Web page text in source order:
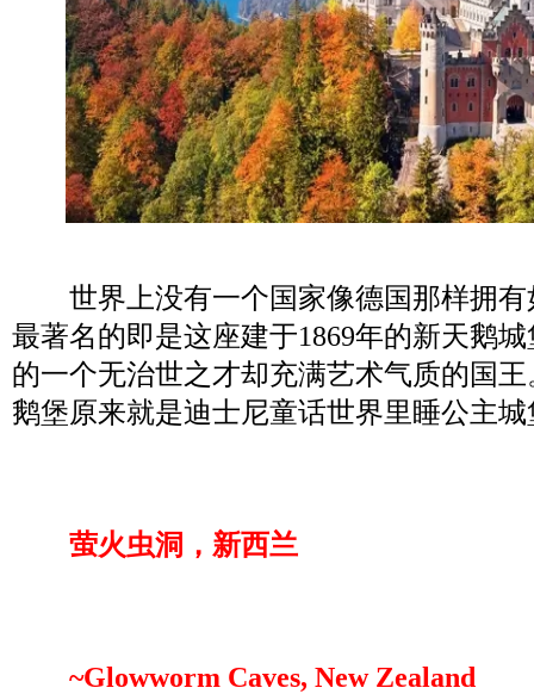
世界上没有一个国家像德国那样拥有
最著名的即是这座建于1869年的新天鹅
的一个无治世之才却充满艺术气质的国
鹅堡原来就是迪士尼童话世界里睡公主
萤火虫洞，新西兰
~Glowworm Caves, New Zealand